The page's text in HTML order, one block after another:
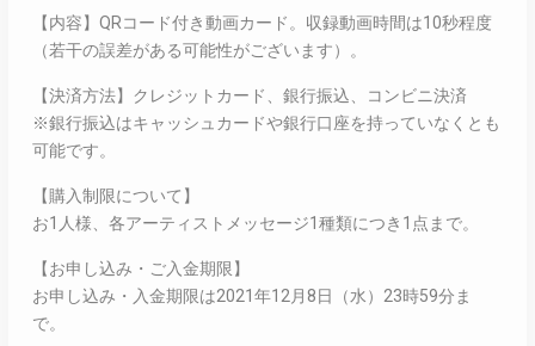
【内容】QRコード付き動画カード。収録動画時間は10秒程度
（若干の誤差がある可能性がございます）。
【決済方法】クレジットカード、銀行振込、コンビニ決済
※銀行振込はキャッシュカードや銀行口座を持っていなくとも
可能です。
【購入制限について】
お1人様、各アーティストメッセージ1種類につき1点まで。
【お申し込み・ご入金期限】
お申し込み・入金期限は2021年12月8日（水）23時59分ま
で。